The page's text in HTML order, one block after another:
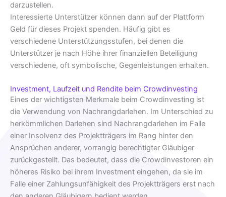
darzustellen.
Interessierte Unterstützer können dann auf der Plattform
Geld für dieses Projekt spenden. Häufig gibt es
verschiedene Unterstützungsstufen, bei denen die
Unterstützer je nach Höhe ihrer finanziellen Beteiligung
verschiedene, oft symbolische, Gegenleistungen erhalten.
Investment, Laufzeit und Rendite beim Crowdinvesting
Eines der wichtigsten Merkmale beim Crowdinvesting ist
die Verwendung von Nachrangdarlehen. Im Unterschied zu
herkömmlichen Darlehen sind Nachrangdarlehen im Falle
einer Insolvenz des Projektträgers im Rang hinter den
Ansprüchen anderer, vorrangig berechtigter Gläubiger
zurückgestellt. Das bedeutet, dass die Crowdinvestoren ein
höheres Risiko bei ihrem Investment eingehen, da sie im
Falle einer Zahlungsunfähigkeit des Projektträgers erst nach